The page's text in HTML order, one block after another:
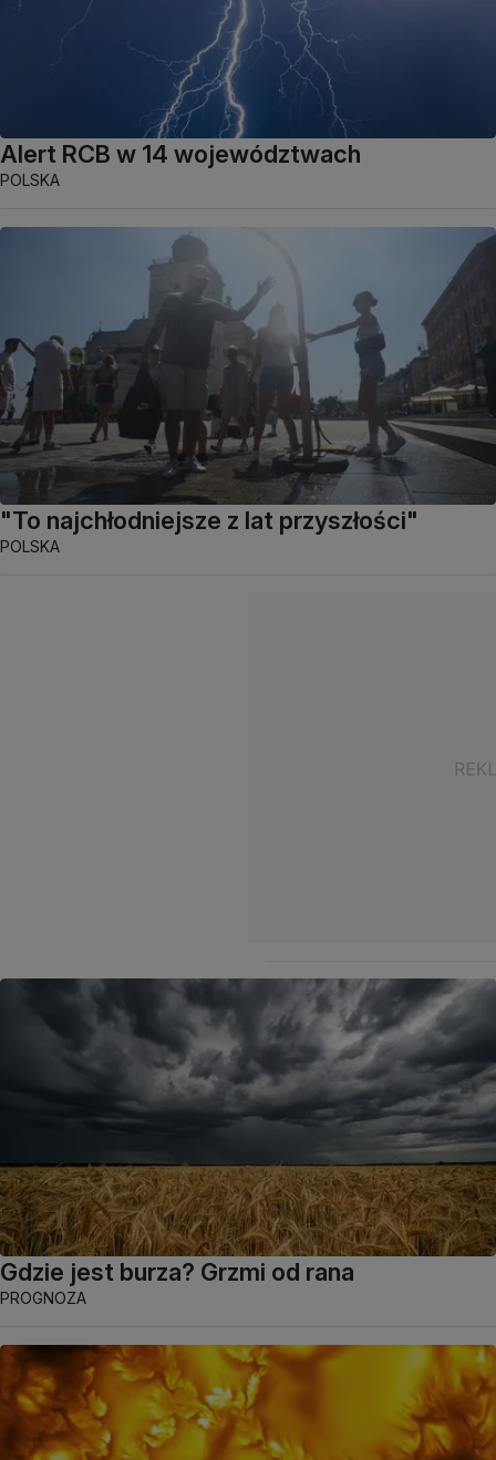
Alert RCB w 14 województwach
POLSKA
"To najchłodniejsze z lat przyszłości"
POLSKA
Gdzie jest burza? Grzmi od rana
PROGNOZA